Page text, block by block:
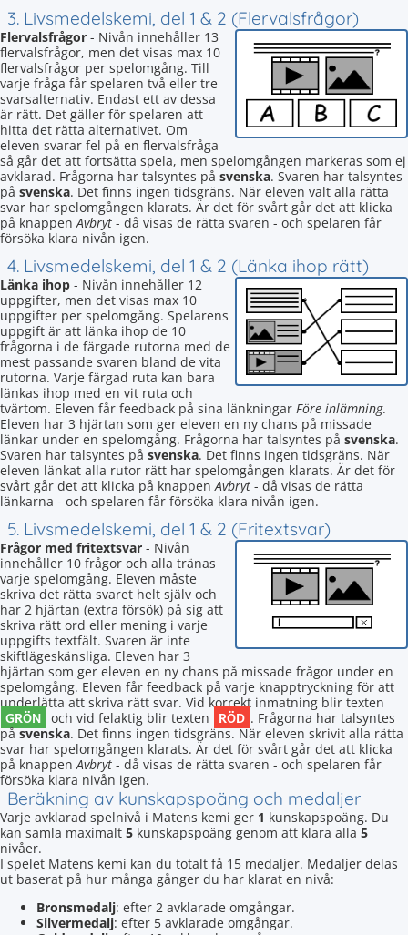
3. Livsmedelskemi, del 1 & 2 (Flervalsfrågor)
Flervalsfrågor - Nivån innehåller 13
flervalsfrågor, men det visas max 10
flervalsfrågor per spelomgång. Till
varje fråga får spelaren två eller tre
svarsalternativ. Endast ett av dessa
är rätt. Det gäller för spelaren att
hitta det rätta alternativet. Om
eleven svarar fel på en flervalsfråga
så går det att fortsätta spela, men spelomgången markeras som ej
avklarad. Frågorna har talsyntes på svenska. Svaren har talsyntes
på svenska. Det finns ingen tidsgräns. När eleven valt alla rätta
svar har spelomgången klarats. Är det för svårt går det att klicka
på knappenAvbryt - då visas de rätta svaren - och spelaren får
försöka klara nivån igen.
4. Livsmedelskemi, del 1 & 2 (Länka ihop rätt)
Länka ihop - Nivån innehåller 12
uppgifter, men det visas max 10
uppgifter per spelomgång. Spelarens
uppgift är att länka ihop de 10
frågorna i de färgade rutorna med de
mest passande svaren bland de vita
rutorna. Varje färgad ruta kan bara
länkas ihop med en vit ruta och
tvärtom. Eleven får feedback på sina länkningar Före inlämning.
Eleven har 3 hjärtan som ger eleven en ny chans på missade
länkar under en spelomgång. Frågorna har talsyntes på svenska.
Svaren har talsyntes på svenska. Det finns ingen tidsgräns. När
eleven länkat alla rutor rätt har spelomgången klarats. Är det för
svårt går det att klicka på knappenAvbryt - då visas de rätta
länkarna - och spelaren får försöka klara nivån igen.
5. Livsmedelskemi, del 1 & 2 (Fritextsvar)
Frågor med fritextsvar - Nivån
innehåller 10 frågor och alla tränas
varje spelomgång. Eleven måste
skriva det rätta svaret helt själv och
har 2 hjärtan (extra försök) på sig att
skriva rätt ord eller mening i varje
uppgifts textfält. Svaren är inte
skiftlägeskänsliga. Eleven har 3
hjärtan som ger eleven en ny chans på missade frågor under en
spelomgång. Eleven får feedback på varje knapptryckning för att
underlätta att skriva rätt svar. Vid korrekt inmatning blir texten
GRÖN och vid felaktig blir texten RÖD . Frågorna har talsyntes
påsvenska. Det finns ingen tidsgräns. När eleven skrivit alla rätta
svar har spelomgången klarats. Är det för svårt går det att klicka
på knappenAvbryt - då visas de rätta svaren - och spelaren får
försöka klara nivån igen.
Beräkning av kunskapspoäng och medaljer
Varje avklarad spelnivå i Matens kemi ger 1 kunskapspoäng. Du
kan samla maximalt 5 kunskapspoäng genom att klara alla 5
nivåer.
I spelet Matens kemi kan du totalt få 15 medaljer. Medaljer delas
ut baserat på hur många gånger du har klarat en nivå:
Bronsmedalj: efter 2 avklarade omgångar.
Silvermedalj: efter 5 avklarade omgångar.